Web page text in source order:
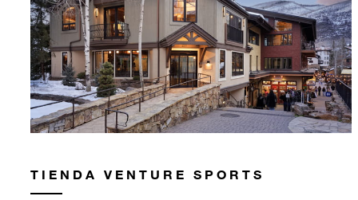
TIENDA VENTURE SPORTS